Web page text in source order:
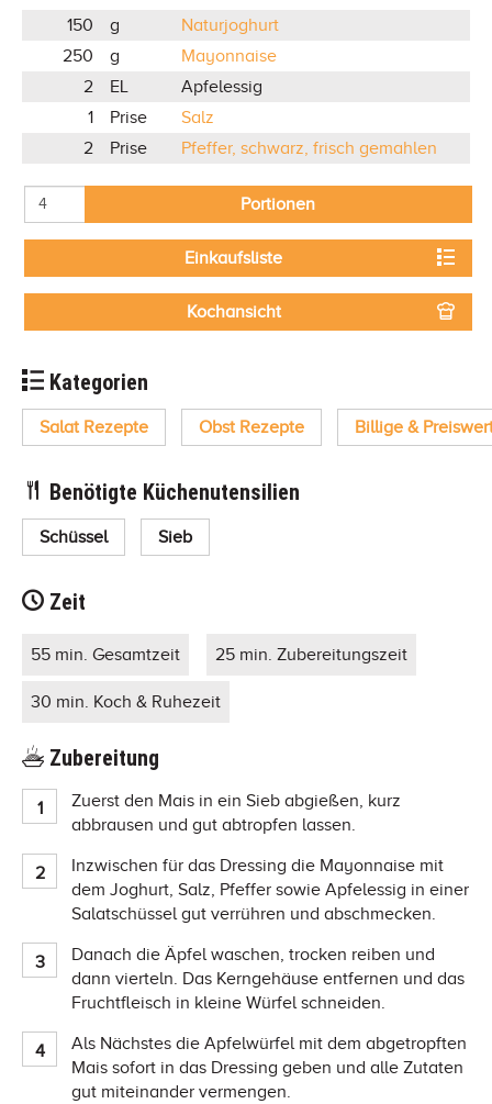
150 g
Naturjoghurt
250
g
Mayonnaise
2
EL
Apfelessig
1
Prise
Salz
2
Prise Pfeffer, schwarz, frisch gemahlen
Portionen
Einkaufsliste
Kochansicht
Kategorien
Salat Rezepte Obst Rezepte Billige &
Benötigte Küchenutensilien
Schüssel Sieb
Zeit
55 min. Gesamtzeit 25 min. Zubereitungszeit
30 min. Koch & Ruhezeit
Zubereitung
Zuerst den Mais in ein Sieb abgießen, kurz
abbrausen und gut abtropfen lassen.
Inzwischen für das Dressing die Mayonnaise mit
dem Joghurt, Salz, Pfeffer sowie Apfelessig in einer
Salatschüssel gut verrühren und abschmecken.
Danach die Äpfel waschen, trocken reiben und
dann vierteln. Das Kerngehäuse entfernen und das
Fruchtfleisch in kleine Würfel schneiden.
Als Nächstes die Apfelwürfel mit dem abgetropften
Mais sofort in das Dressing geben und alle Zutaten
gut miteinander vermengen.